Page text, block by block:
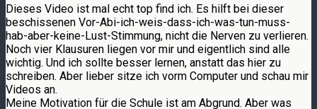
Dieses Video ist mal echt top find ich. Es hilft bei dieser
beschissenen Vor-Abi-ich-weis-dass-ich-was-tun-muss-
hab-aber-keine-Lust-Stimmung, nicht die Nerven zu verlieren.
Noch vier Klausuren liegen vor mir und eigentlich sind alle
wichtig. Und ich sollte besser lernen, anstatt das hier zu
schreiben. Aber lieber sitze ich vorm Computer und schau mir
Videos an.
Meine Motivation für die Schule ist am Abgrund. Aber was